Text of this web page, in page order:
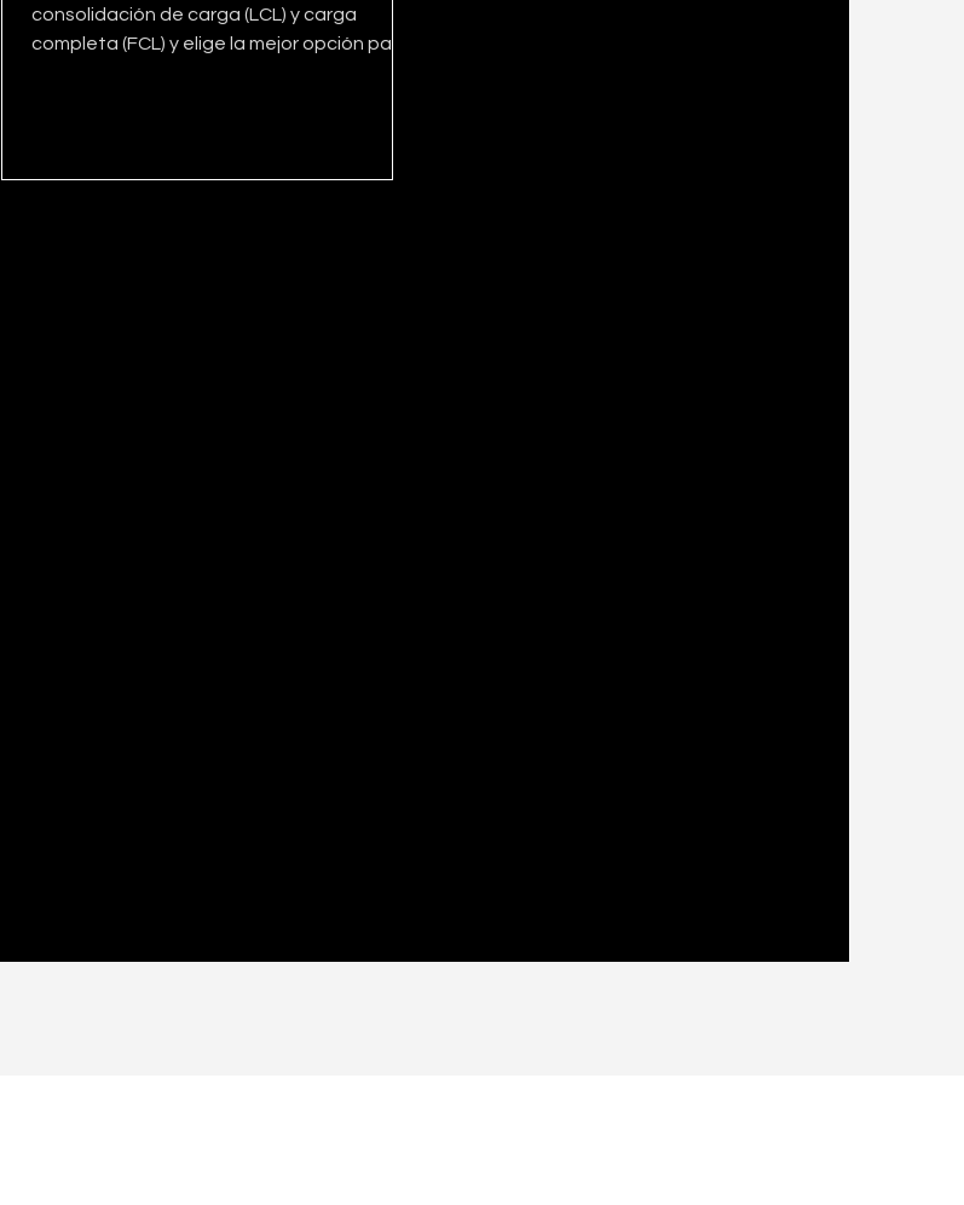
consolidación de carga (LCL) y carga
completa (FCL) y elige la mejor opción para